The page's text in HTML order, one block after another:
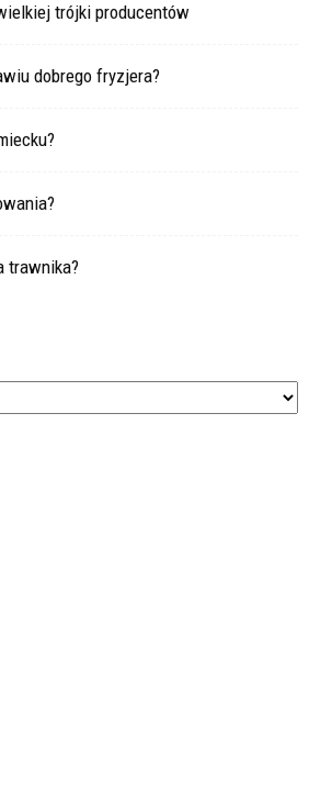
trójki producentów
dobrego fryzjera?
trawnika?